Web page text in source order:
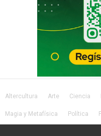
Altercultura Arte Ciencia
Magia y Metafísica Política